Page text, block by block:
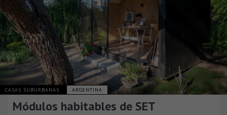
CASAS SUBURBANAS ARGENTINA
Módulos habitables de SET